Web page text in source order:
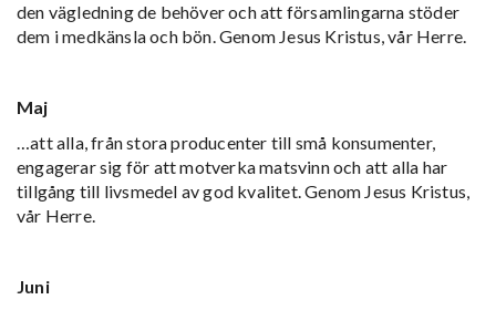
den vägledning de behöver och att församlingarna stöder
dem i medkänsla och bön. Genom Jesus Kristus, vår Herre.
Maj
…att alla, från stora producenter till små konsumenter,
engagerar sig för att motverka matsvinn och att alla har
tillgång till livsmedel av god kvalitet. Genom Jesus Kristus,
vår Herre.
Juni